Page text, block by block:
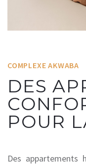
COMPLEXE AKWABA
DES
POUR
Des appartements